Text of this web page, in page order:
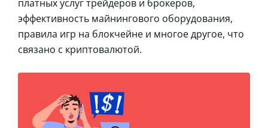
платных услуг трейдеров и брокеров,
эффективность майнингового оборудования,
правила игр на блокчейне и многое другое, что
связано с криптовалютой.